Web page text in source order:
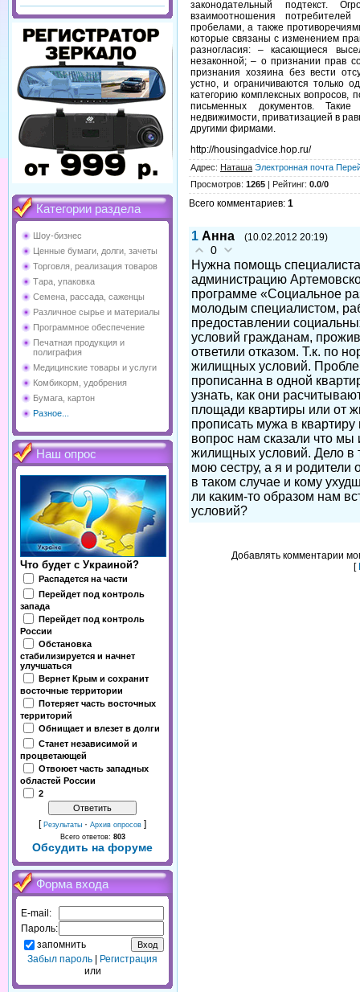
Категории раздела
Шоу-бизнес
Ценные бумаги, долги, зачеты
Торговля, реализация товаров
Тара, упаковка
Семена, рассада, саженцы
Различное сырье и материалы
Программное обеспечение
Печатная продукция и
полиграфия
Медицинские товары и услуги
Комбикорм, удобрения
Бумага, картон
Разное...
Наш опрос
Что будет с Украиной?
Распадется на части
Перейдет под контроль
запада
Перейдет под контроль
России
Обстановка
стабилизируется и начнет
улучшаться
Вернет Крым и сохранит
восточные территории
Потеряет часть восточных
территорий
Обнищает и влезет в долги
Станет независимой и
процветающей
Отвоюет часть западных
областей России
2
[ Результаты · Архив опросов ]
Всего ответов: 803
Обсудить на форуме
Форма входа
E-mail:
Пароль:
запомнить
Забыл пароль
Регистрация
или
законодательный подтекст.
взаимоотношения
пробелами, а также
которые связаны с изменением
разногласия: – касающиеся
незаконной; – о признании прав
признания хозяина без вести
устно, и ограничиваются только
категорию комплексных вопросов,
письменных документов.
недвижимости, приватизацией в
другими фирмами.
http://housingadvice.hop.ru/
Адрес: Наташа Электронная почта
Просмотров: 1265 | Рейтинг: 0.0/0
Всего комментариев: 1
1 Анна (10.02.2012 20:19)
0
Нужна помощь
администрацию
программе «Социальное
молодым специалистом,
предоставлении
условий гражданам,
ответили отказом. Т.к. по
жилищных условий.
прописанна в одной
узнать, как они
площади квартиры или от
прописать мужа в
вопрос нам сказали что
жилищных условий. Дело в
мою сестру, а я и родители
в таком случае и кому
ли каким-то образом нам
условий?
Добавлять комментарии
[